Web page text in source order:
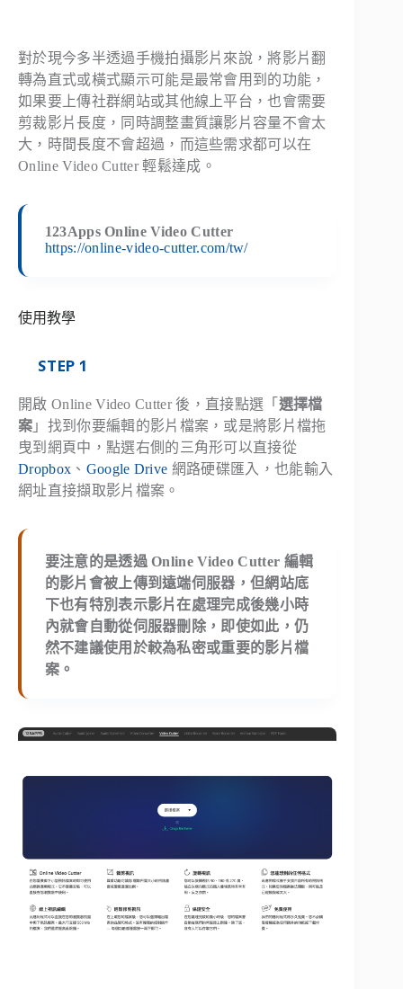
對於現今多半透過手機拍攝影片來說，將影片翻
轉為直式或橫式顯示可能是最常會用到的功能，
如果要上傳社群網站或其他線上平台，也會需要
剪裁影片長度，同時調整畫質讓影片容量不會太
大，時間長度不會超過，而這些需求都可以在
Online Video Cutter 輕鬆達成。
123Apps Online Video Cutter
https://online-video-cutter.com/tw/
使用教學
STEP 1
開啟 Online Video Cutter 後，直接點選「 選擇檔
案 」找到你要編輯的影片檔案，或是將影片檔拖
曳到網頁中，點選右側的三角形可以直接從
Dropbox 、 Google Drive 網路硬碟匯入，也能輸入
網址直接擷取影片檔案。
要注意的是透過 Online Video Cutter 編輯
的影片會被上傳到遠端伺服器，但網站底
下也有特別表示影片在處理完成後幾小時
內就會自動從伺服器刪除，即使如此，仍
然不建議使用於較為私密或重要的影片檔
案。